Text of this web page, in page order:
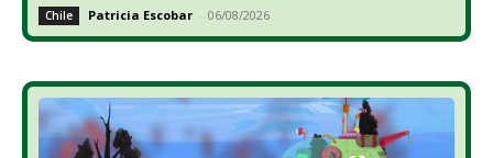
Chile Patricia Escobar - 06/08/2026